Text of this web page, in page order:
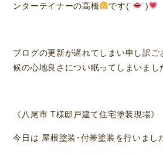
ンターテイナーの高橋
です(˙ ˙)
ブログの更新が遅れてしまい申し訳ご
候の心地良さについ眠ってしまいまし
《八尾市 T様邸戸建て住宅塗装現場》
今日は 屋根塗装･付帯塗装を行いまし